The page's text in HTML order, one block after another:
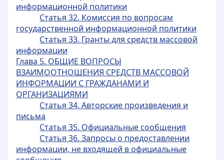
информационной политики
Статья 32. Комиссия по вопросам
государственной информационной политики
Статья 33. Гранты для средств массовой
информации
Глава 5. ОБЩИЕ ВОПРОСЫ
ВЗАИМООТНОШЕНИЯ СРЕДСТВ МАССОВОЙ
ИНФОРМАЦИИ С ГРАЖДАНАМИ И
ОРГАНИЗАЦИЯМИ
Статья 34. Авторские произведения и
письма
Статья 35. Официальные сообщения
Статья 36. Запросы о предоставлении
информации, не входящей в официальные